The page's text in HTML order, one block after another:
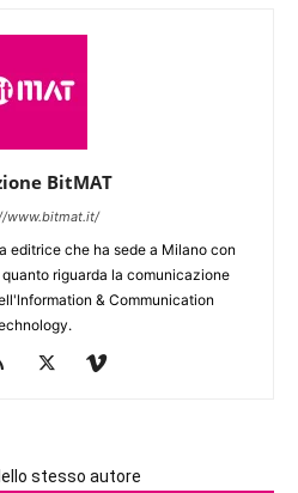
BitMAT
www.bitmat.it/
editrice che ha sede a Milano con
riguarda la comunicazione
& Communication
stesso autore